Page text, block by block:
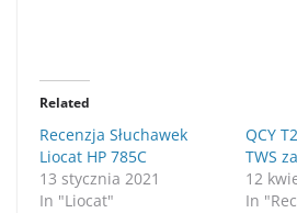
Related
Recenzja Słuchawek
Liocat HP 785C
13 stycznia 2021
In "Liocat"
QCY
TWS
12
In